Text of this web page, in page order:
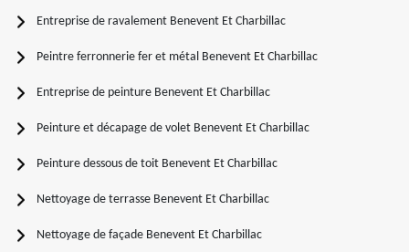
Entreprise de ravalement Benevent Et Charbillac
Peintre ferronnerie fer et métal Benevent Et Charbillac
Entreprise de peinture Benevent Et Charbillac
Peinture et décapage de volet Benevent Et Charbillac
Peinture dessous de toit Benevent Et Charbillac
Nettoyage de terrasse Benevent Et Charbillac
Nettoyage de façade Benevent Et Charbillac